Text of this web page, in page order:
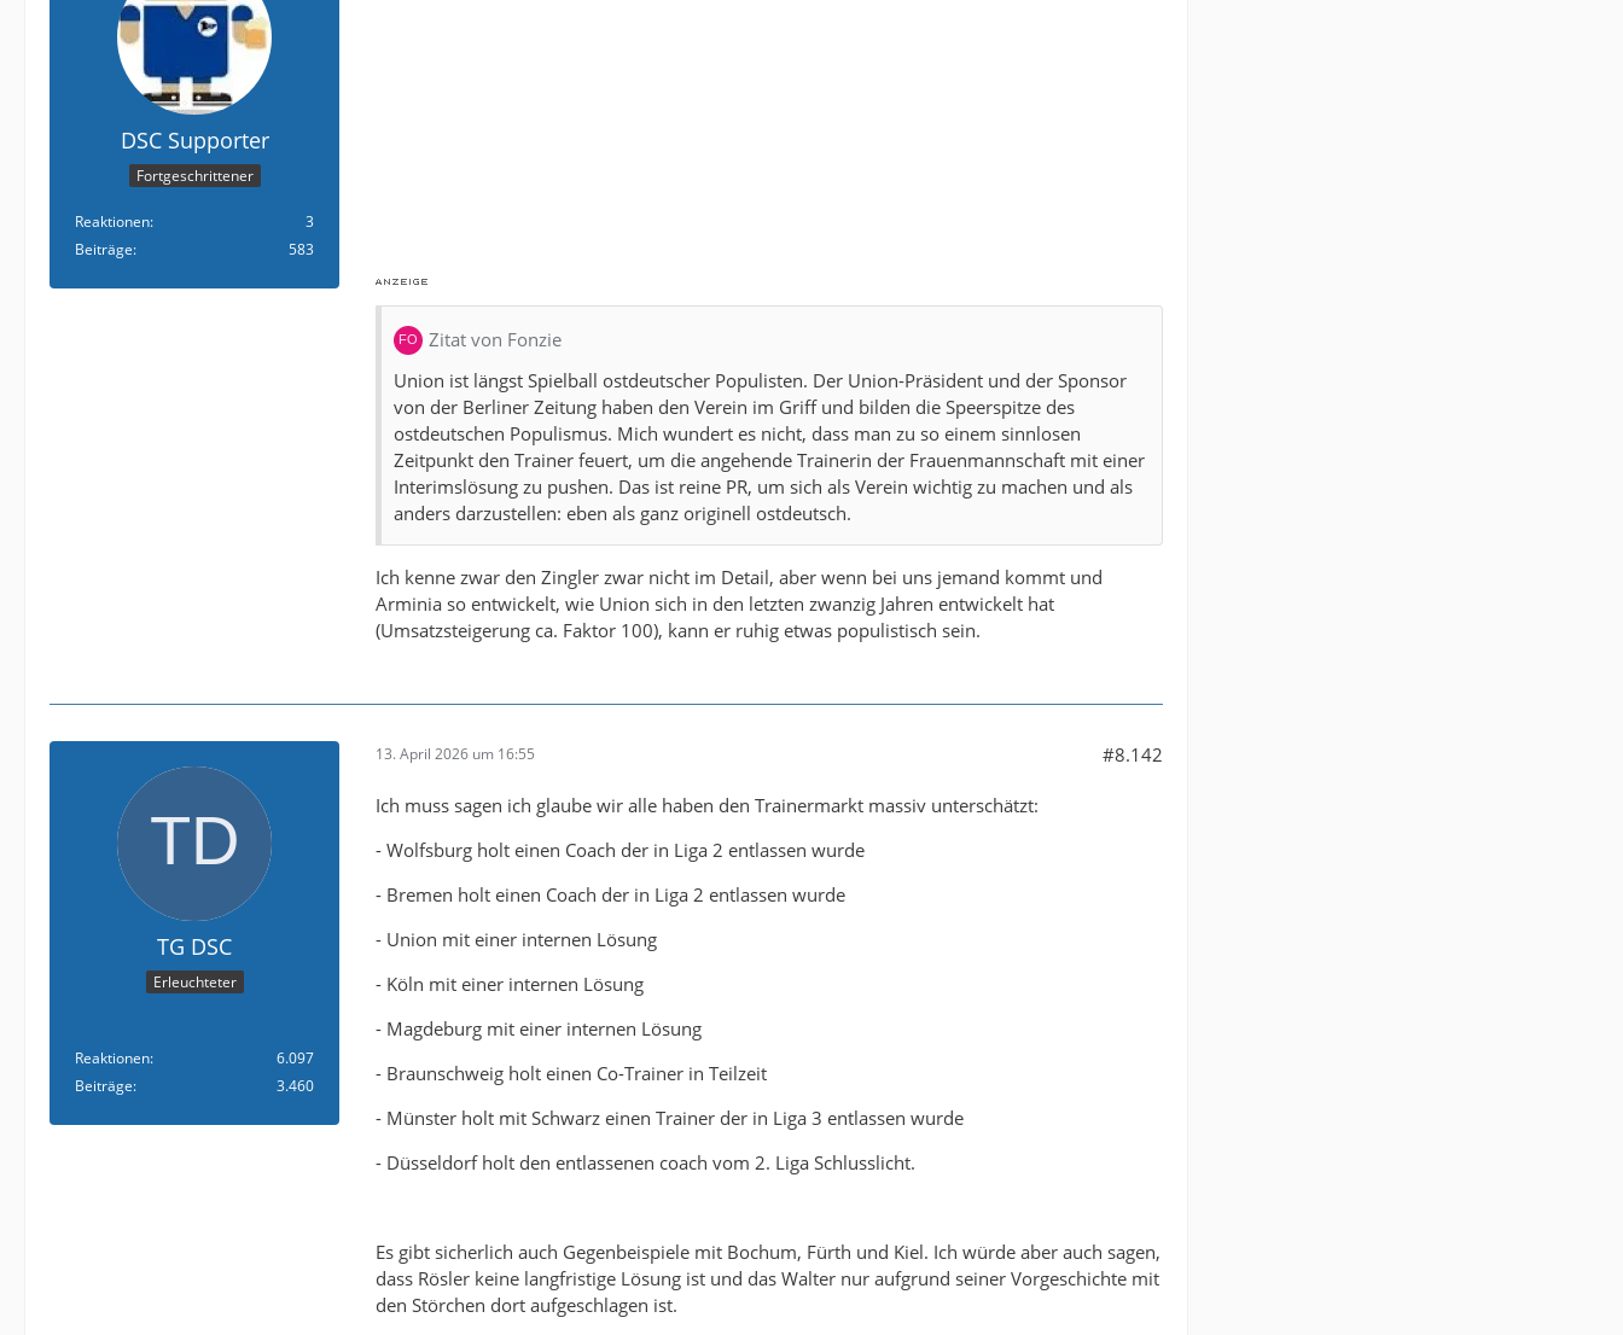
DSC Supporter
Fortgeschrittener
Reaktionen
3
Beiträge
583
Zitat von Fonzie
Union ist längst Spielball ostdeutscher Populisten. Der Union-Präsident und der Sponsor
von der Berliner Zeitung haben den Verein im Griff und bilden die Speerspitze des
ostdeutschen Populismus. Mich wundert es nicht, dass man zu so einem sinnlosen
Zeitpunkt den Trainer feuert, um die angehende Trainerin der Frauenmannschaft mit einer
Interimslösung zu pushen. Das ist reine PR, um sich als Verein wichtig zu machen und als
anders darzustellen: eben als ganz originell ostdeutsch.
Ich kenne zwar den Zingler zwar nicht im Detail, aber wenn bei uns jemand kommt und
Arminia so entwickelt, wie Union sich in den letzten zwanzig Jahren entwickelt hat
(Umsatzsteigerung ca. Faktor 100), kann er ruhig etwas populistisch sein.
TG DSC
Erleuchteter
Reaktionen
6.097
Beiträge
3.460
13. April 2026 um 16:55 #8.142
Ich muss sagen ich glaube wir alle haben den Trainermarkt massiv unterschätzt:
- Wolfsburg holt einen Coach der in Liga 2 entlassen wurde
- Bremen holt einen Coach der in Liga 2 entlassen wurde
- Union mit einer internen Lösung
- Köln mit einer internen Lösung
- Magdeburg mit einer internen Lösung
- Braunschweig holt einen Co-Trainer in Teilzeit
- Münster holt mit Schwarz einen Trainer der in Liga 3 entlassen wurde
- Düsseldorf holt den entlassenen coach vom 2. Liga Schlusslicht.
Es gibt sicherlich auch Gegenbeispiele mit Bochum, Fürth und Kiel. Ich würde aber auch sagen,
dass Rösler keine langfristige Lösung ist und das Walter nur aufgrund seiner Vorgeschichte mit
den Störchen dort aufgeschlagen ist.